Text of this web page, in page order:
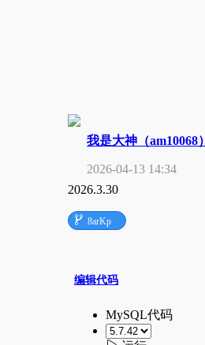
我是大神（am10068）
2026-04-13 14:34
2026.3.30
 8arKp